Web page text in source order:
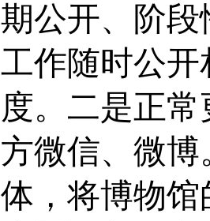
期公开、阶
工作随时公
度。二是正
方微信、微
体，将博物馆